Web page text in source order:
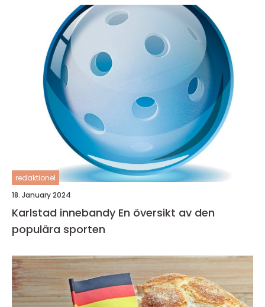
redaktionel
18. January 2024
Karlstad innebandy En översikt av den
populära sporten